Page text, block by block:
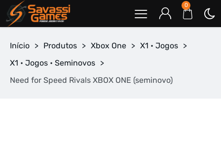
0
Início > Produtos > Xbox One > X1 • Jogos >
X1 • Jogos • Seminovos >
Need for Speed Rivals XBOX ONE (seminovo)